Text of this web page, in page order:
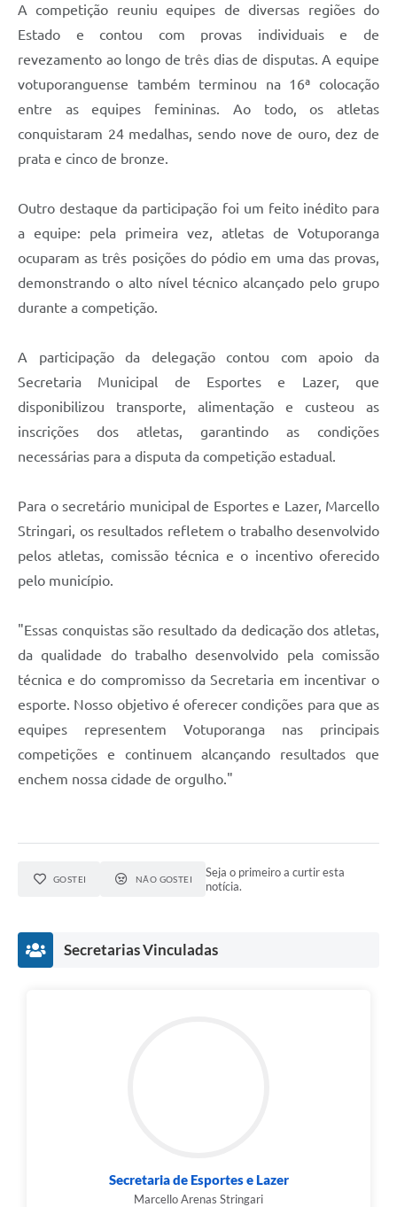
A competição reuniu equipes de diversas regiões do
Estado e contou com provas individuais e de
revezamento ao longo de três dias de disputas. A equipe
votuporanguense também terminou na 16ª colocação
entre as equipes femininas. Ao todo, os atletas
conquistaram 24 medalhas, sendo nove de ouro, dez de
prata e cinco de bronze.
Outro destaque da participação foi um feito inédito para
a equipe: pela primeira vez, atletas de Votuporanga
ocuparam as três posições do pódio em uma das provas,
demonstrando o alto nível técnico alcançado pelo grupo
durante a competição.
A participação da delegação contou com apoio da
Secretaria Municipal de Esportes e Lazer, que
disponibilizou transporte, alimentação e custeou as
inscrições dos atletas, garantindo as condições
necessárias para a disputa da competição estadual.
Para o secretário municipal de Esportes e Lazer, Marcello
Stringari, os resultados refletem o trabalho desenvolvido
pelos atletas, comissão técnica e o incentivo oferecido
pelo município.
"Essas conquistas são resultado da dedicação dos atletas,
da qualidade do trabalho desenvolvido pela comissão
técnica e do compromisso da Secretaria em incentivar o
esporte. Nosso objetivo é oferecer condições para que as
equipes representem Votuporanga nas principais
competições e continuem alcançando resultados que
enchem nossa cidade de orgulho."
GOSTEI NÃO GOSTEI
Seja o primeiro a curtir esta
notícia.
Secretarias Vinculadas
Secretaria de Esportes e Lazer
Marcello Arenas Stringari